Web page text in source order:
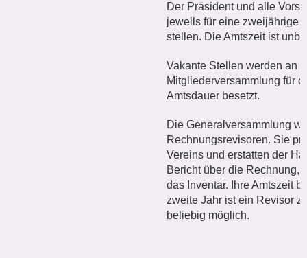
Der Präsident und alle
jeweils für eine zweijährige
stellen. Die Amtszeit ist
Vakante Stellen werden an
Mitgliederversammlung für
Amtsdauer besetzt.
Die Generalversammlung
Rechnungsrevisoren. Sie
Vereins und erstatten der
Bericht über die Rechnung,
das Inventar. Ihre Amtszeit
zweite Jahr ist ein Revisor
beliebig möglich.